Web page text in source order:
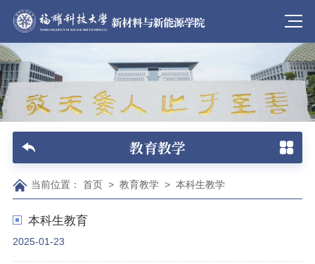
教育教学
当前位置： 首页> 教育教学> 本科生教学
本科生教育
2025-01-23